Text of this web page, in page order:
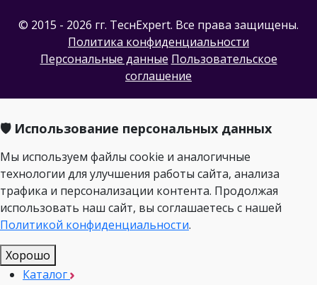
© 2015 - 2026 гг. ТеcнExpert. Все права защищены.
Политика конфиденциальности
Персональные данные Пользовательское
соглашение
🛡️ Использование персональных данных
Мы используем файлы cookie и аналогичные
технологии для улучшения работы сайта, анализа
трафика и персонализации контента. Продолжая
использовать наш сайт, вы соглашаетесь с нашей
Политикой конфиденциальности.
Хорошо
Каталог